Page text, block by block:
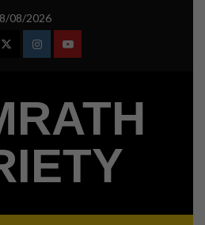
08/2026
TwitterInstagramYoutube